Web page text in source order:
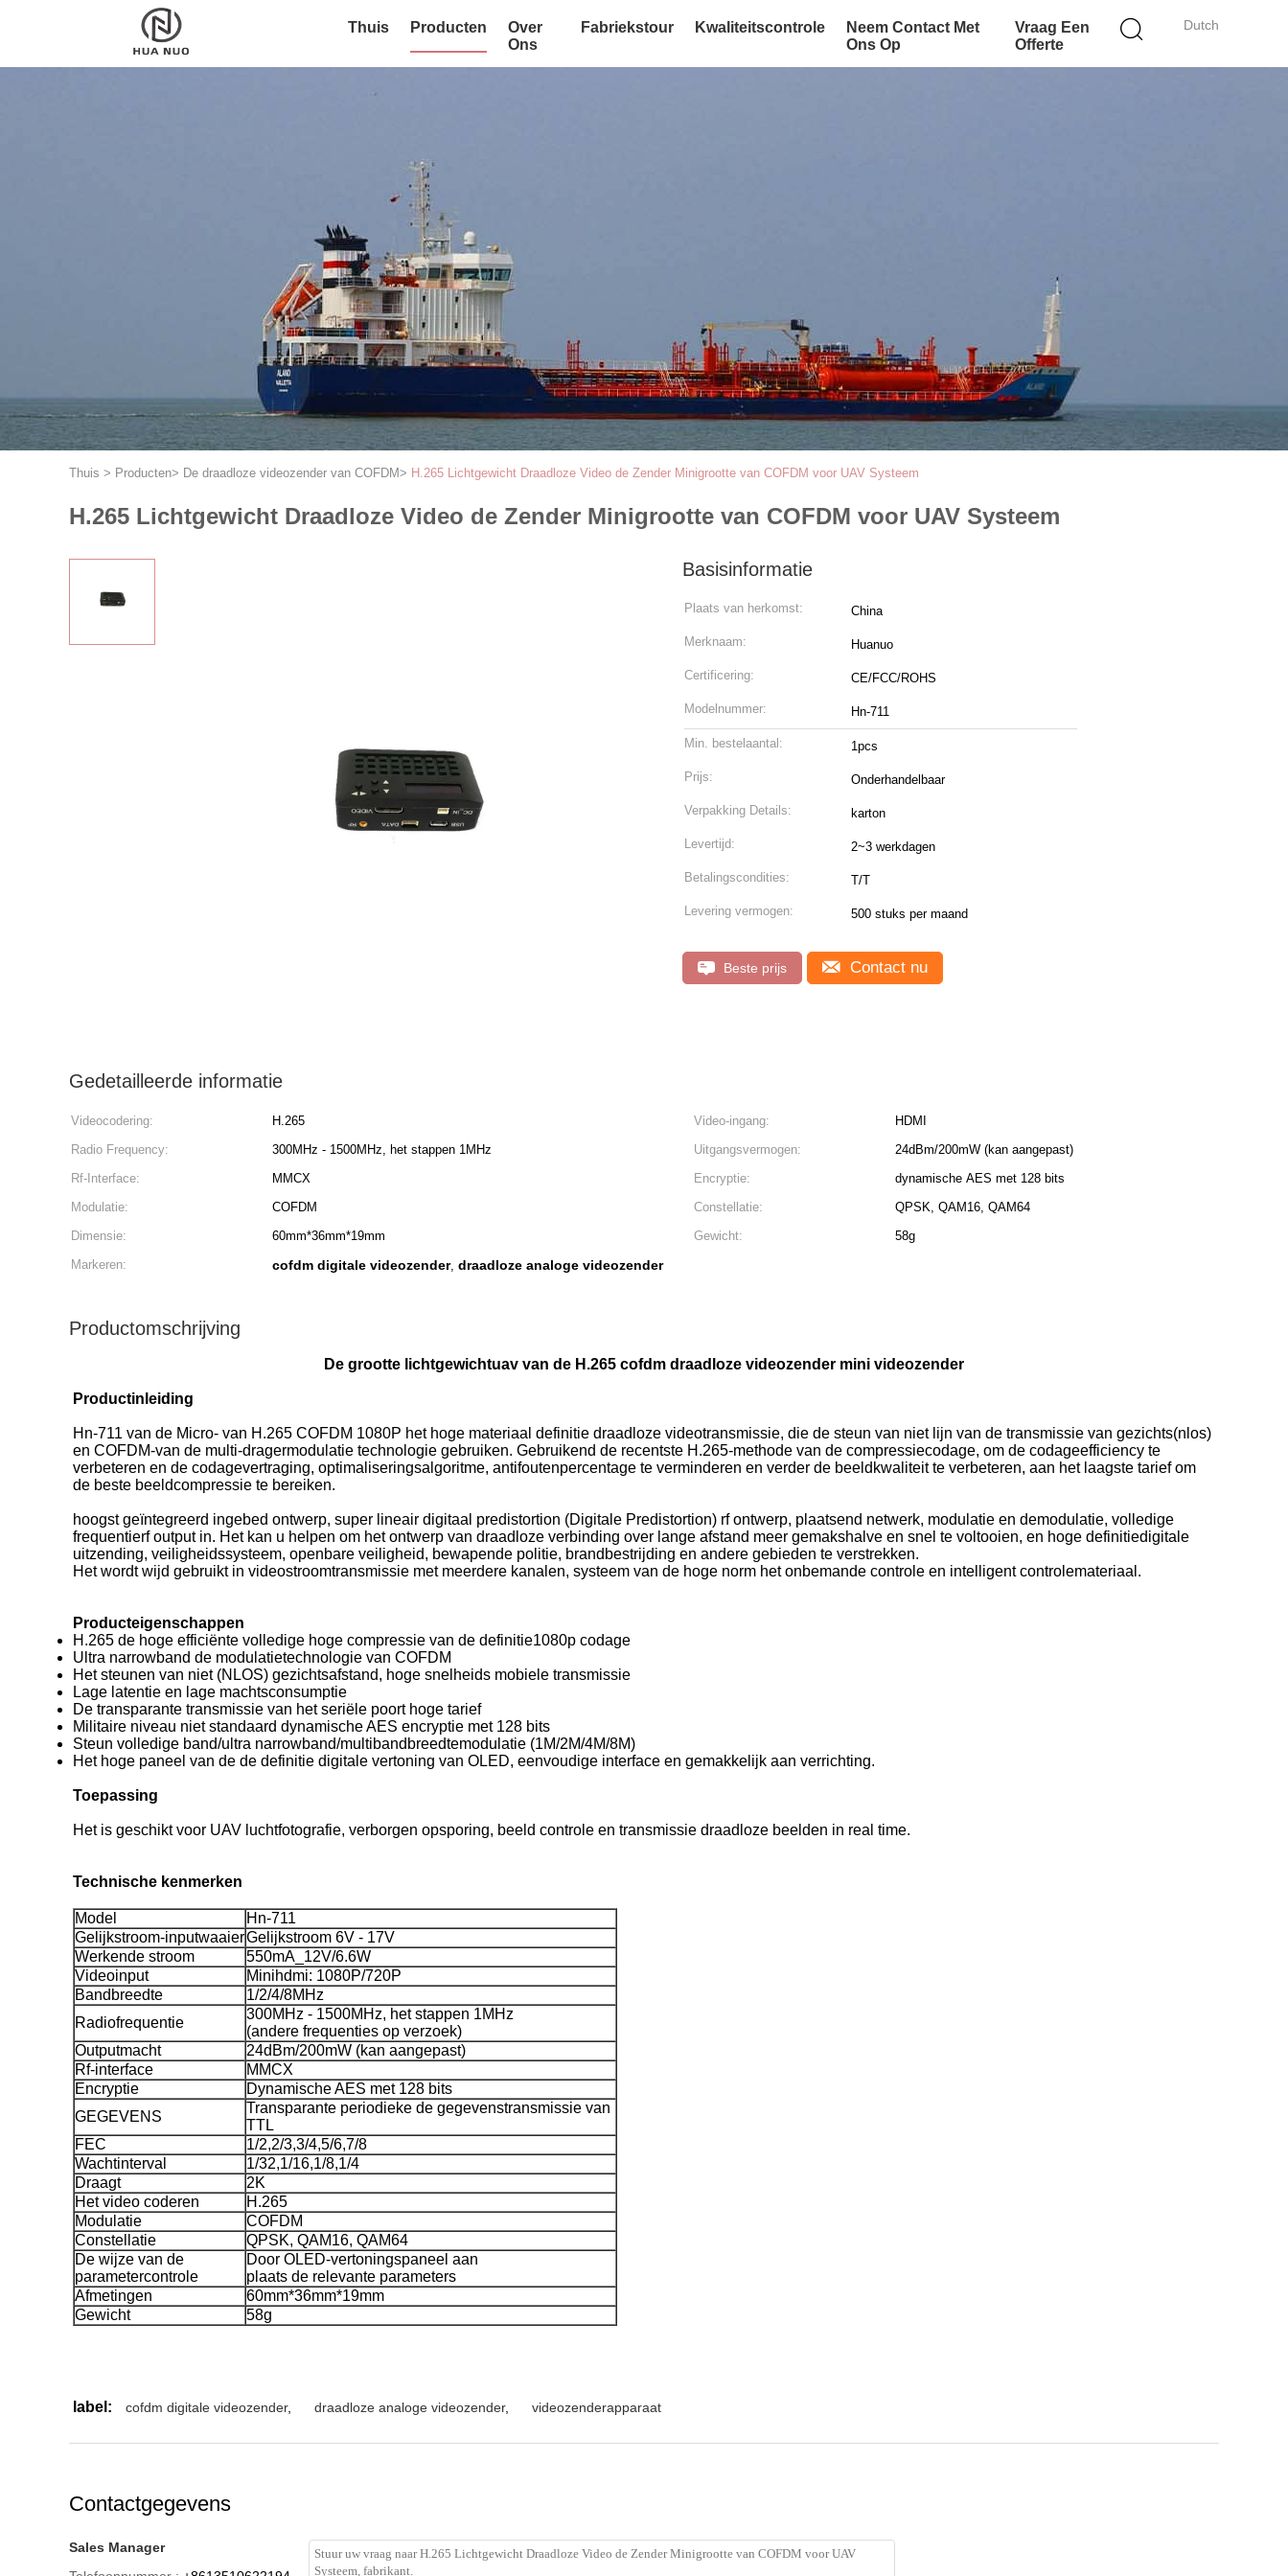
Dutch
Thuis Producten
Over
Ons
Fabriekstour Kwaliteitscontrole
Neem Contact Met
Ons Op
Vraag Een
Offerte
Thuis > Producten> De draadloze videozender van COFDM> H.265 Lichtgewicht Draadloze Video de Zender Minigrootte van COFDM voor UAV Systeem
H.265 Lichtgewicht Draadloze Video de Zender Minigrootte van COFDM voor UAV Systeem
Basisinformatie
Plaats van herkomst: China
Merknaam: Huanuo
Certificering: CE/FCC/ROHS
Modelnummer: Hn-711
Min. bestelaantal: 1pcs
Prijs: Onderhandelbaar
Verpakking Details: karton
Levertijd: 2~3 werkdagen
Betalingscondities: T/T
Levering vermogen: 500 stuks per maand
Beste prijs Contact nu
Gedetailleerde informatie
Videocodering: H.265 Video-ingang:
HDMI
Radio Frequency:
300MHz - 1500MHz, het stappen 1MHz Uitgangsvermogen:
24dBm/200mW (kan aangepast)
Rf-Interface:
MMCX Encryptie:
dynamische AES met 128 bits
Modulatie:
COFDM Constellatie:
QPSK, QAM16, QAM64
Dimensie:
60mm*36mm*19mm Gewicht:
58g
Markeren:
cofdm digitale videozender, draadloze analoge videozender
Productomschrijving
De grootte lichtgewichtuav van de H.265 cofdm draadloze videozender mini videozender
Productinleiding
Hn-711 van de Micro- van H.265 COFDM 1080P het hoge materiaal definitie draadloze videotransmissie, die de steun van niet lijn van de transmissie van gezichts(nlos)
en COFDM-van de multi-dragermodulatie technologie gebruiken. Gebruikend de recentste H.265-methode van de compressiecodage, om de codageefficiency te
verbeteren en de codagevertraging, optimaliseringsalgoritme, antifoutenpercentage te verminderen en verder de beeldkwaliteit te verbeteren, aan het laagste tarief om
de beste beeldcompressie te bereiken.
hoogst geïntegreerd ingebed ontwerp, super lineair digitaal predistortion (Digitale Predistortion) rf ontwerp, plaatsend netwerk, modulatie en demodulatie, volledige
frequentierf output in. Het kan u helpen om het ontwerp van draadloze verbinding over lange afstand meer gemakshalve en snel te voltooien, en hoge definitiedigitale
uitzending, veiligheidssysteem, openbare veiligheid, bewapende politie, brandbestrijding en andere gebieden te verstrekken.
Het wordt wijd gebruikt in videostroomtransmissie met meerdere kanalen, systeem van de hoge norm het onbemande controle en intelligent controlemateriaal.
Producteigenschappen
H.265 de hoge efficiënte volledige hoge compressie van de definitie1080p codage
Ultra narrowband de modulatietechnologie van COFDM
Het steunen van niet (NLOS) gezichtsafstand, hoge snelheids mobiele transmissie
Lage latentie en lage machtsconsumptie
De transparante transmissie van het seriële poort hoge tarief
Militaire niveau niet standaard dynamische AES encryptie met 128 bits
Steun volledige band/ultra narrowband/multibandbreedtemodulatie (1M/2M/4M/8M)
Het hoge paneel van de de definitie digitale vertoning van OLED, eenvoudige interface en gemakkelijk aan verrichting.
Toepassing
Het is geschikt voor UAV luchtfotografie, verborgen opsporing, beeld controle en transmissie draadloze beelden in real time.
Technische kenmerken
Model
Hn-711
Gelijkstroom-inputwaaierGelijkstroom 6V - 17V
Werkende stroom
550mA_12V/6.6W
Videoinput
Minihdmi: 1080P/720P
Bandbreedte
1/2/4/8MHz
Radiofrequentie
300MHz - 1500MHz, het stappen 1MHz
(andere frequenties op verzoek)
Outputmacht
24dBm/200mW (kan aangepast)
Rf-interface
MMCX
Encryptie
Dynamische AES met 128 bits
GEGEVENS
Transparante periodieke de gegevenstransmissie van
TTL
FEC
1/2,2/3,3/4,5/6,7/8
Wachtinterval
1/32,1/16,1/8,1/4
Draagt
2K
Het video coderen
H.265
Modulatie
COFDM
Constellatie
QPSK, QAM16, QAM64
De wijze van de
parametercontrole
Door OLED-vertoningspaneel aan
plaats de relevante parameters
Afmetingen
60mm*36mm*19mm
Gewicht
58g
label: cofdm digitale videozender, draadloze analoge videozender, videozenderapparaat
Contactgegevens
Sales Manager